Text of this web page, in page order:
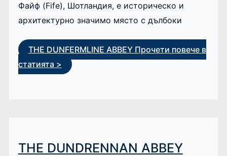
Файф (Fife), Шотландия, е историческо и
архитектурно значимо място с дълбоки
THE DUNFERMLINE ABBEYПрочети повече в
статията >
THE DUNDRENNAN ABBEY